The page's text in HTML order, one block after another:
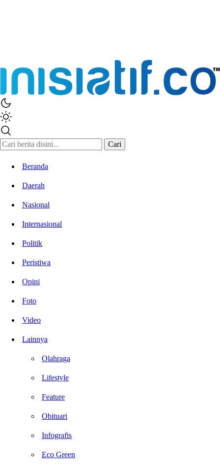
Cari
Beranda
Daerah
Nasional
Internasional
Politik
Peristiwa
Opini
Foto
Video
Lainnya
Olahraga
Lifestyle
Feature
Obituari
Infografis
Eco Green